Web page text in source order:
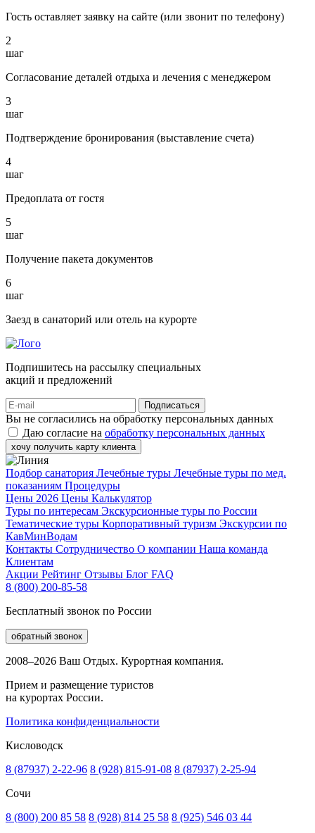
Гость оставляет заявку на сайте (или звонит по телефону)
2
шаг
Согласование деталей отдыха и лечения с менеджером
3
шаг
Подтверждение бронирования (выставление счета)
4
шаг
Предоплата от гостя
5
шаг
Получение пакета документов
6
шаг
Заезд в санаторий или отель на курорте
Подпишитесь на рассылку специальных
акций и предложений
Подписаться
Вы не согласились на обработку персональных данных
Даю согласие на обработку персональных данных
хочу получить карту клиента
Подбор санатория Лечебные туры Лечебные туры по мед.
показаниям Процедуры
Цены 2026 Цены Калькулятор
Туры по интересам Экскурсионные туры по России
Тематические туры Корпоративный туризм Экскурсии по
КавМинВодам
Контакты Сотрудничество О компании Наша команда
Клиентам
Акции Рейтинг Отзывы Блог FAQ
8 (800) 200-85-58
Бесплатный звонок по России
обратный звонок
2008–2026 Ваш Отдых. Курортная компания.
Прием и размещение туристов
на курортах России.
Политика конфиденциальности
Кисловодск
8 (87937) 2-22-96 8 (928) 815-91-08 8 (87937) 2-25-94
Сочи
8 (800) 200 85 58 8 (928) 814 25 58 8 (925) 546 03 44